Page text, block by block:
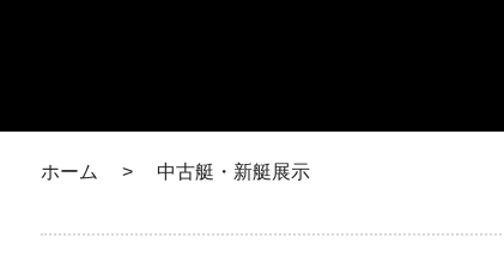
ホーム > 中古艇・新艇展示